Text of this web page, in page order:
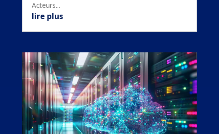
Acteurs...
lire plus